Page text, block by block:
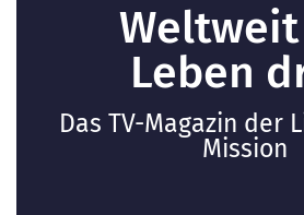
Weltweit
Leben
Das TV-Magazin der
Mission